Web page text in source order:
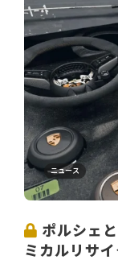
ニュース
ポルシェ
ミカルリサ